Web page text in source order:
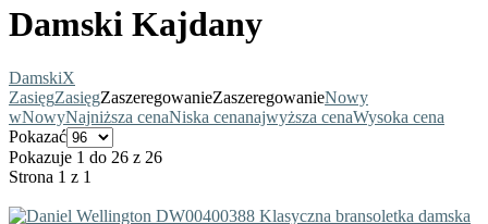
Damski Kajdany
DamskiX
ZasięgZasięgZaszeregowanieZaszeregowanieNowy
wNowyNajniższa cenaNiska cenanajwyższa cenaWysoka cena
Pokazać
Pokazuje 1 do 26 z 26
Strona 1 z 1